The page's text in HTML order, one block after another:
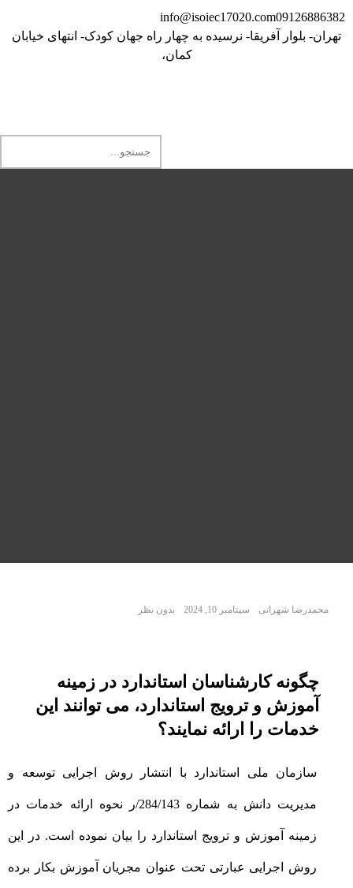
09126886382
info@isoiec17020.com
تهران- بلوار آفریقا- نرسیده به چهار راه جهان کودک- انتهای خیابان
کمان،
محمدرضا شهرانی سپتامبر 10, 2024 بدون نظر
چگونه کارشناسان استاندارد در زمینه
آموزش و ترویج استاندارد، می توانند این
خدمات را ارائه نمایند؟
سازمان ملی استاندارد با انتشار روش اجرایی توسعه و
مدیریت دانش به شماره 284/143/ر نحوه ارائه خدمات در
زمینه آموزش و ترویج استاندارد را بیان نموده است. در این
روش اجرایی عبارتی تحت عنوان مجریان آموزش بکار برده